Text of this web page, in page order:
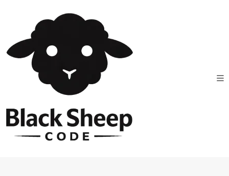
MARS SE CONFIRMENT VRAIMENT SUR LE TERRAIN